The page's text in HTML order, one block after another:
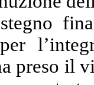
preso il